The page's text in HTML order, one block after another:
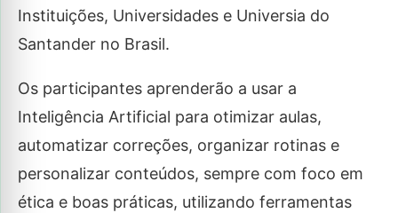
Instituições, Universidades e Universia do
Santander no Brasil.
Os participantes aprenderão a usar a
Inteligência Artificial para otimizar aulas,
automatizar correções, organizar rotinas e
personalizar conteúdos, sempre com foco em
ética e boas práticas, utilizando ferramentas